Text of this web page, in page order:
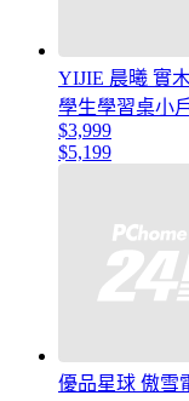
YIJIE 晨曦 實
學生學習桌小
$3,999
$5,199
優品星球 傲雪